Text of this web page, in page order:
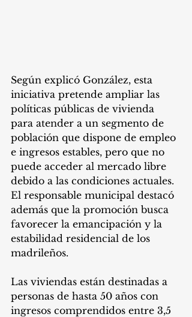
Según explicó González, esta
iniciativa pretende ampliar las
políticas públicas de vivienda
para atender a un segmento de
población que dispone de empleo
e ingresos estables, pero que no
puede acceder al mercado libre
debido a las condiciones actuales.
El responsable municipal destacó
además que la promoción busca
favorecer la emancipación y la
estabilidad residencial de los
madrileños.
Las viviendas están destinadas a
personas de hasta 50 años con
ingresos comprendidos entre 3,5